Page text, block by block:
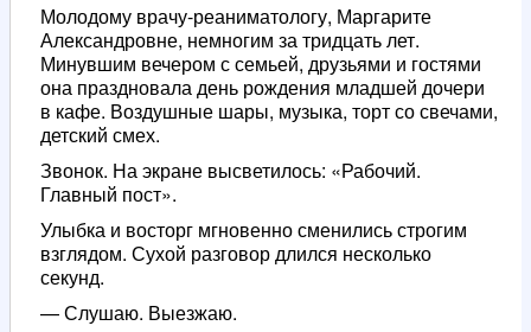
Молодому врачу-реаниматологу, Маргарите
Александровне, немногим за тридцать лет.
Минувшим вечером с семьей, друзьями и гостями
она праздновала день рождения младшей дочери
в кафе. Воздушные шары, музыка, торт со свечами,
детский смех.
Звонок. На экране высветилось: «Рабочий.
Главный пост».
Улыбка и восторг мгновенно сменились строгим
взглядом. Сухой разговор длился несколько
секунд.
— Слушаю. Выезжаю.